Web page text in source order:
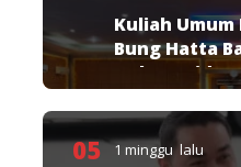
Kuliah
Bung Hatta
Hukum
05 1 minggu lalu